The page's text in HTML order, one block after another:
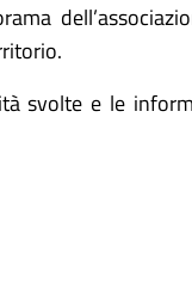
svolte e le